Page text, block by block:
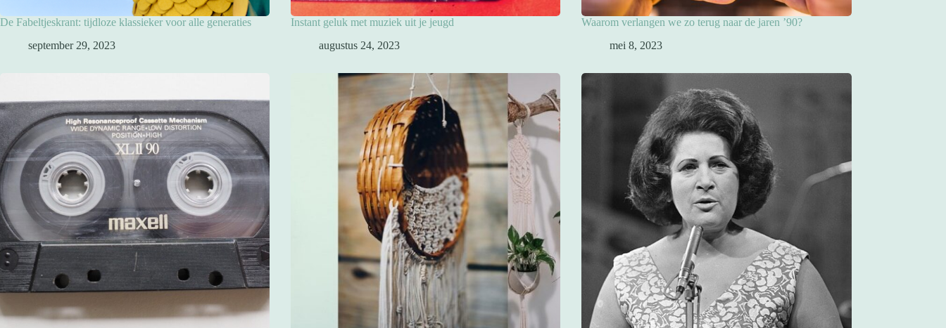
De Fabeltjeskrant: tijdloze klassieker voor alle generaties
september 29, 2023
Instant geluk met muziek uit je jeugd
augustus 24, 2023
Waarom verlangen we zo terug naar de jaren ’90?
mei 8, 2023